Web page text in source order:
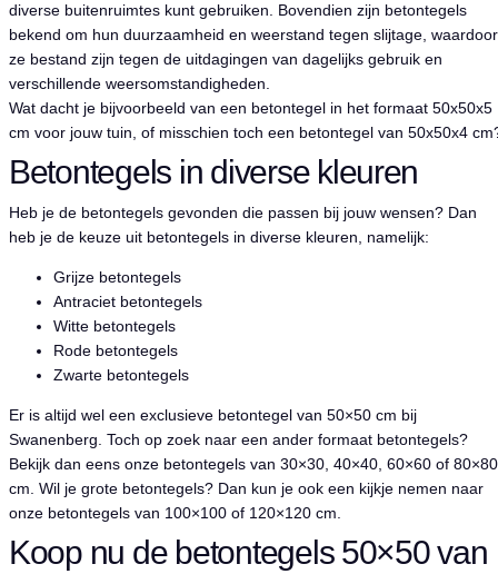
diverse buitenruimtes kunt gebruiken. Bovendien zijn betontegels
bekend om hun duurzaamheid en weerstand tegen slijtage, waardoor
ze bestand zijn tegen de uitdagingen van dagelijks gebruik en
verschillende weersomstandigheden.
Wat dacht je bijvoorbeeld van een betontegel in het formaat 50x50x5
cm voor jouw tuin, of misschien toch een betontegel van 50x50x4
Betontegels in diverse kleuren
Heb je de betontegels gevonden die passen bij jouw wensen? Dan
heb je de keuze uit betontegels in diverse kleuren, namelijk:
Grijze betontegels
Antraciet betontegels
Witte betontegels
Rode betontegels
Zwarte betontegels
Er is altijd wel een exclusieve betontegel van 50×50 cm bij
Swanenberg. Toch op zoek naar een ander formaat betontegels?
Bekijk dan eens onze betontegels van 30×30, 40×40, 60×60 of 80×80
cm. Wil je grote betontegels? Dan kun je ook een kijkje nemen naar
onze betontegels van 100×100 of 120×120 cm.
Koop nu de betontegels 50×50 van